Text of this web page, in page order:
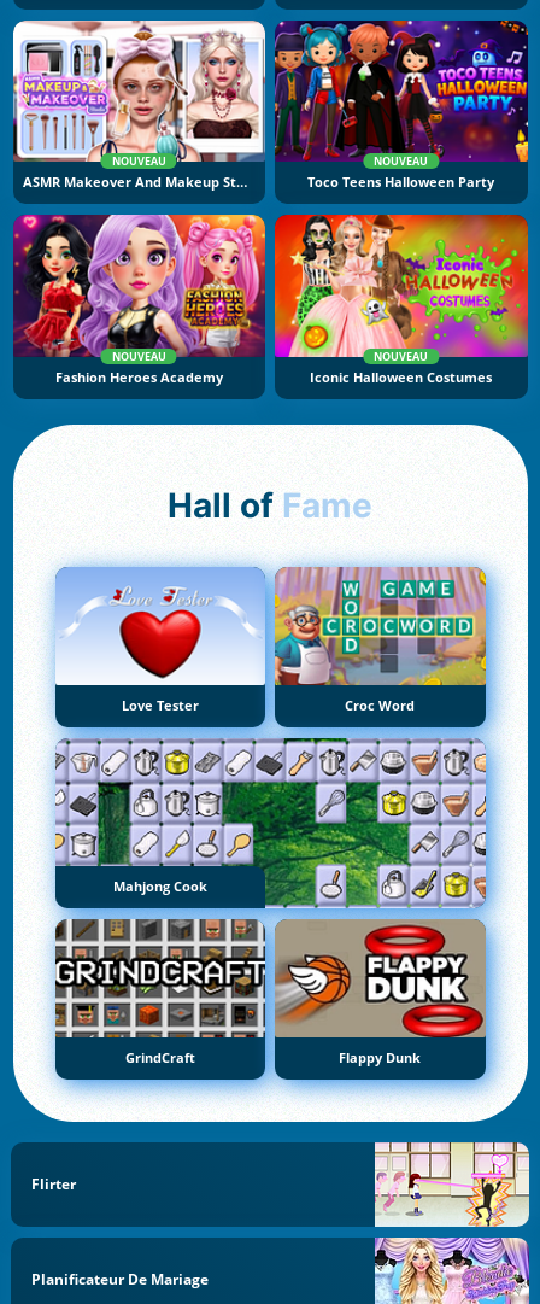
NOUVEAU
ASMR Makeover And Makeup Studio
NOUVEAU
Toco Teens Halloween Party
NOUVEAU
Fashion Heroes Academy
NOUVEAU
Iconic Halloween Costumes
Hall of Fame
Love Tester Croc Word
Mahjong Cook
GrindCraft Flappy Dunk
Flirter
Planificateur De Mariage